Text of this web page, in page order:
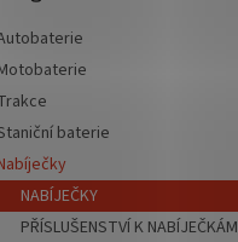
baterie
NABÍJEČKY
PŘÍSLUŠENSTVÍ K NABÍJEČKÁM